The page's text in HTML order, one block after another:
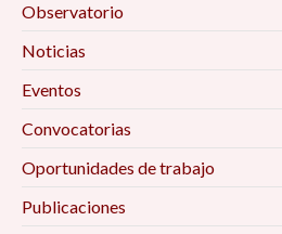
Observatorio
Noticias
Eventos
Convocatorias
Oportunidades de trabajo
Publicaciones